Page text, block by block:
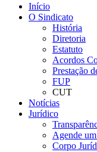
Início
O Sindicato
História
Diretoria
Estatuto
Acordos
Prestação
FUP
CUT
Notícias
Jurídico
Agende
Corpo